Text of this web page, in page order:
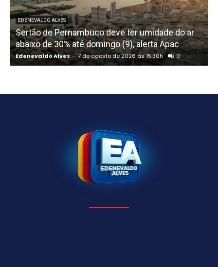
EDENEVALDO ALVES
Sertão de Pernambuco deve ter umidade do ar
abaixo de 30% até domingo (9), alerta Apac
Edenevaldo Alves - 7 de agosto de 2026 às 15:30h 0